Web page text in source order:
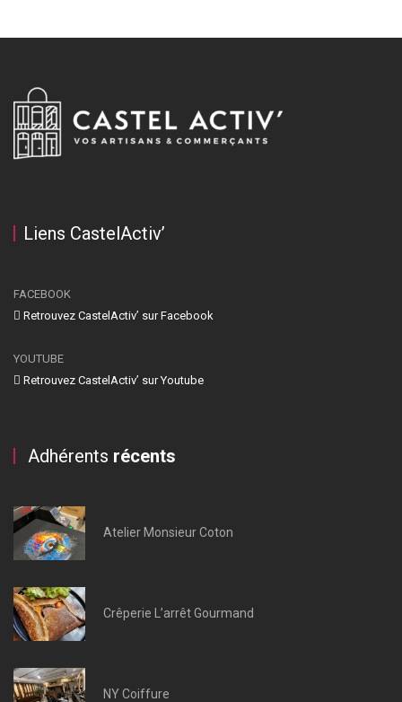
Liens CastelActiv’
FACEBOOK
Retrouvez CastelActiv’ sur Facebook
YOUTUBE
Retrouvez CastelActiv’ sur Youtube
Adhérents récents
Atelier Monsieur Coton
Crêperie L’arrêt Gourmand
NY Coiffure